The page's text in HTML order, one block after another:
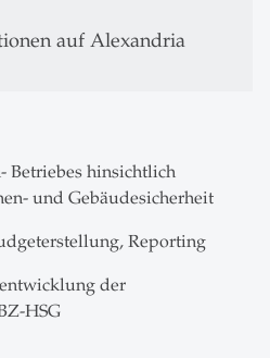
auf Alexandria
Betriebes hinsichtlich
und Gebäudesicherheit
Reporting
der
HSG